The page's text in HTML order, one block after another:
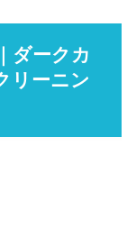
ダークカ
リーニン